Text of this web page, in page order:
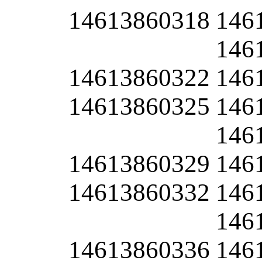
14613860318
14613860322
14613860325
14613860329
14613860332
14613860336